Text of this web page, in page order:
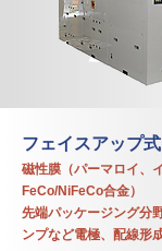
フェイスアップ式
磁性膜（パーマロイ、
FeCo/NiFeCo合金）
先端パッケージング分
ンプなど電極、配線形